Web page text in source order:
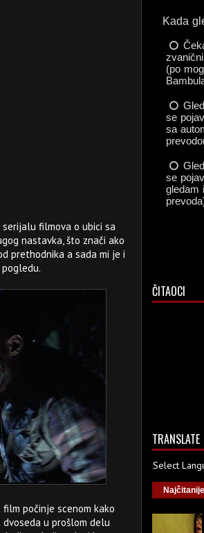
filmova o ubici sa
nastavka, što znači ako
prethodnika a sada mi je i
počinje scenom kako
u prošlom delu
ČITAOCI
TRANSLATE
Select
Najčitanije